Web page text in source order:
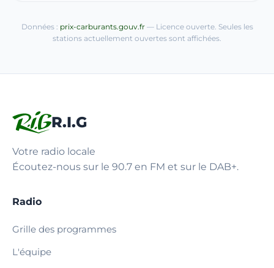
Données : prix-carburants.gouv.fr— Licence ouverte. Seules les
stations actuellement ouvertes sont affichées.
R.I.G
Votre radio locale
Écoutez-nous sur le 90.7 en FM et sur le DAB+.
Radio
Grille des programmes
L'équipe